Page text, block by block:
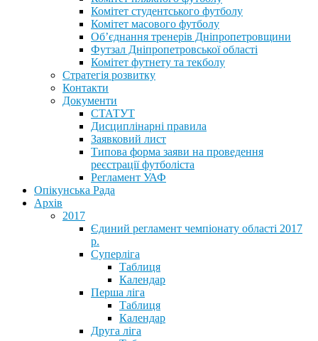
Комітет студентського футболу
Комітет масового футболу
Обʼєднання тренерів Дніпропетровщини
Футзал Дніпропетровської області
Комітет футнету та текболу
Стратегія розвитку
Контакти
Документи
СТАТУТ
Дисциплінарні правила
Заявковий лист
Типова форма заяви на проведення
реєстрації футболіста
Регламент УАФ
Опікунська Рада
Архів
2017
Єдиний регламент чемпіонату області 2017
р.
Суперліга
Таблиця
Календар
Перша ліга
Таблиця
Календар
Друга ліга